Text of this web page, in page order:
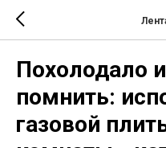
Похолодало
помнить:
газовой